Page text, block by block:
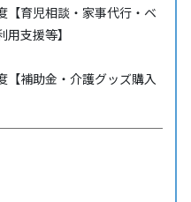
育児相談・家事代行・ベ
支援等】
補助金・介護グッズ購入